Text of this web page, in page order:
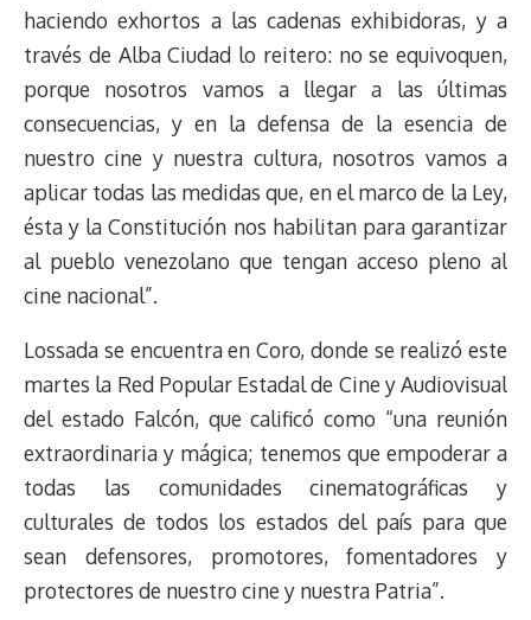
haciendo exhortos a las cadenas exhibidoras, y a
través de Alba Ciudad lo reitero: no se equivoquen,
porque nosotros vamos a llegar a las últimas
consecuencias, y en la defensa de la esencia de
nuestro cine y nuestra cultura, nosotros vamos a
aplicar todas las medidas que, en el marco de la Ley,
ésta y la Constitución nos habilitan para garantizar
al pueblo venezolano que tengan acceso pleno al
cine nacional”.
Lossada se encuentra en Coro, donde se realizó este
martes la Red Popular Estadal de Cine y Audiovisual
del estado Falcón, que calificó como “una reunión
extraordinaria y mágica; tenemos que empoderar a
todas las comunidades cinematográficas y
culturales de todos los estados del país para que
sean defensores, promotores, fomentadores y
protectores de nuestro cine y nuestra Patria”.